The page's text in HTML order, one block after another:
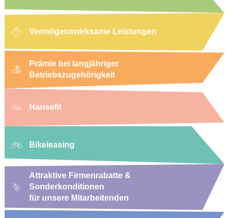
Vermögenswirksame Leistungen
Prämie bei langjähriger
Betriebszugehörigkeit
Hansefit
Bikeleasing
Attraktive Firmenrabatte &
Sonderkonditionen
für unsere Mitarbeitenden